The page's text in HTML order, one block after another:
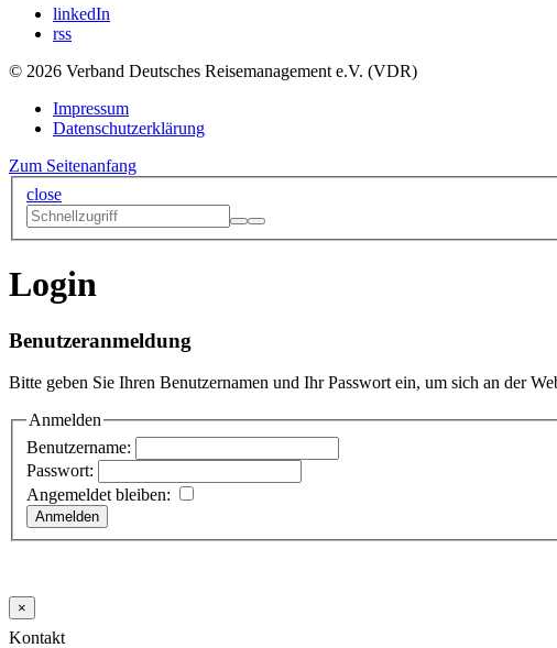
linkedIn
rss
© 2026 Verband Deutsches Reisemanagement e.V. (VDR)
Impressum
Datenschutzerklärung
Zum Seitenanfang
close
Login
Benutzeranmeldung
Bitte geben Sie Ihren Benutzernamen und Ihr Passwort ein, um sich an der
Anmelden
Benutzername:
Passwort:
Angemeldet bleiben:
×
Kontakt